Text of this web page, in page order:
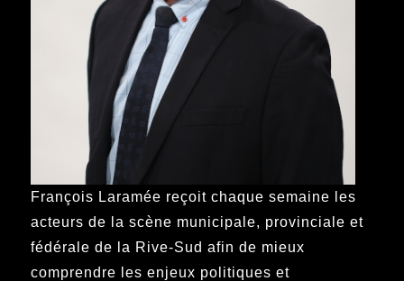
François Laramée reçoit chaque semaine les
acteurs de la scène municipale, provinciale et
fédérale de la Rive-Sud afin de mieux
comprendre les enjeux politiques et